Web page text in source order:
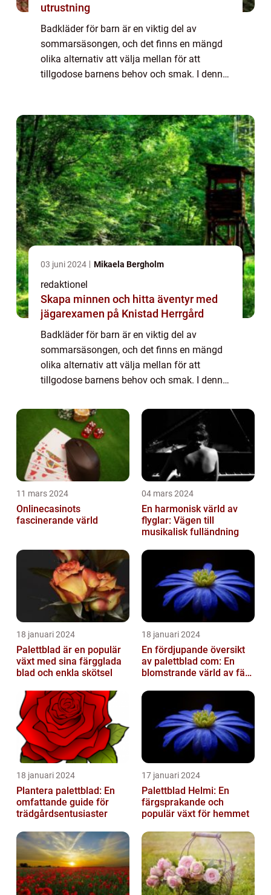
utrustning
Badkläder för barn är en viktig del av
sommarsäsongen, och det finns en mängd
olika alternativ att välja mellan för att
tillgodose barnens behov och smak. I denna
03 juni 2024 Mikaela Bergholm
redaktionel
Skapa minnen och hitta äventyr med
jägarexamen på Knistad Herrgård
Badkläder för barn är en viktig del av
sommarsäsongen, och det finns en mängd
olika alternativ att välja mellan för att
tillgodose barnens behov och smak. I denna
av badkläder för barn, presentera olika t...
11 mars 2024
Onlinecasinots
fascinerande värld
04 mars 2024
En harmonisk värld av
flyglar: Vägen till
musikalisk fulländning
18 januari 2024
Palettblad är en populär
växt med sina färgglada
blad och enkla skötsel
18 januari 2024
En fördjupande översikt
av palettblad com: En
blomstrande värld av färg
18 januari 2024
Plantera palettblad: En
omfattande guide för
trädgårdsentusiaster
17 januari 2024
Palettblad Helmi: En
färgsprakande och
populär växt för hemmet